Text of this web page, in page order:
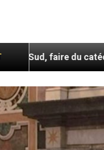
du catéchisme